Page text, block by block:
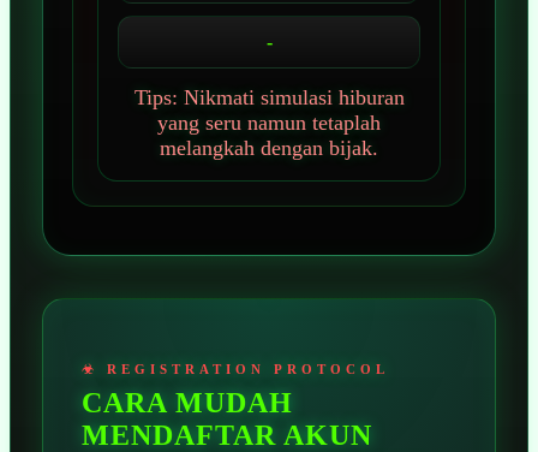
-
Tips: Nikmati simulasi hiburan
yang seru namun tetaplah
melangkah dengan bijak.
CARA MUDAH
MENDAFTAR AKUN